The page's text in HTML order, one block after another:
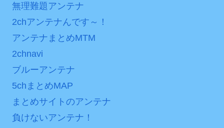
無理難題アンテナ
2chアンテナんです～！
アンテナまとめMTM
2chnavi
ブルーアンテナ
5chまとめMAP
まとめサイトのアンテナ
負けないアンテナ！